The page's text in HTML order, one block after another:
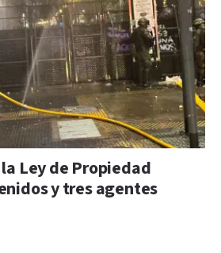
Ley de Propiedad
y tres agentes